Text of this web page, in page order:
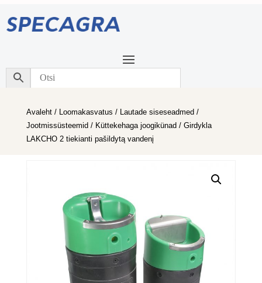
Avaleht/ Loomakasvatus / Lautade siseseadmed /
Jootmissüsteemid / Küttekehaga joogikünad / Girdykla
LAKCHO 2 tiekianti pašildytą vandenį